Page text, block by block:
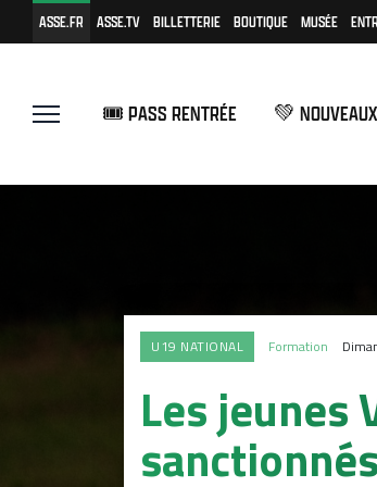
ASSE.FR ASSE.TV BILLETTERIE BOUTIQUE MUSÉE
🎟️ PASS RENTRÉE 💚
U19 NATIONAL Formation
Les jeunes
sanctionnés